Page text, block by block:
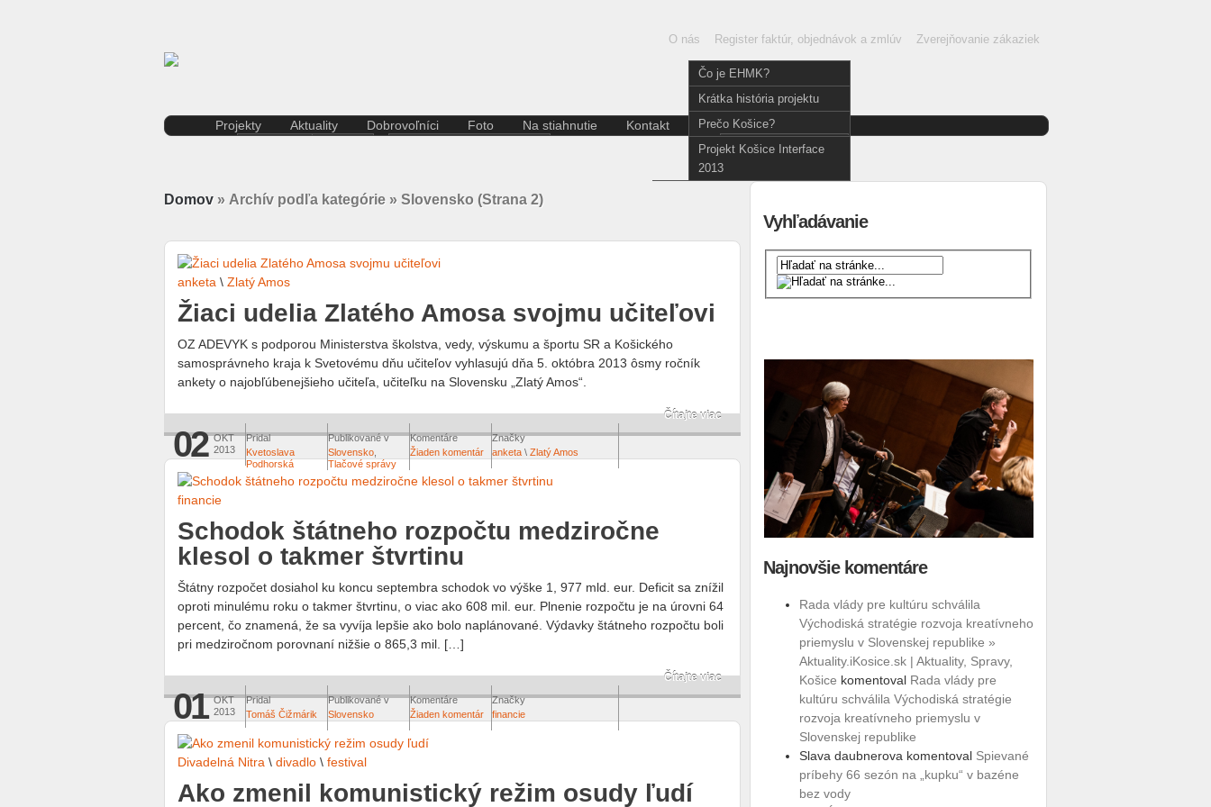
O nás
Čo je EHMK?
Krátka história projektu
Prečo Košice?
Projekt Košice Interface
2013
Register faktúr, objednávok a zmlúv Zverejňovanie zákaziek
Projekty
Projekt SPOTs
Destinácia Košice
Kunsthalle/Hala umenia
Terra Incognita
Rozvoj ľudských zdrojov
vzdelávania
Sándor Márai
Aktuality
Hudba
Výstava
Slovensko
Tlačové správy
Víkend
Dobrovoľníci Foto Na stiahnutie Kontakt Slovenčina
English
Domov » Archív podľa kategórie » Slovensko (Strana 2)
anketa \ Zlatý Amos
Žiaci udelia Zlatého Amosa svojmu učiteľovi
OZ ADEVYK s podporou Ministerstva školstva, vedy, výskumu a športu SR a Košického
samosprávneho kraja k Svetovému dňu učiteľov vyhlasujú dňa 5. októbra 2013 ôsmy ročník
ankety o najobľúbenejšieho učiteľa, učiteľku na Slovensku „Zlatý Amos“.
02 OKT
2013
Pridal
Kvetoslava
Podhorská
Publikované v
Slovensko
Tlačové správy
Komentáre
Žiaden komentár
Značky
anketa \ Zlatý Amos
Čítajte viac
financie
Schodok štátneho rozpočtu medziročne
klesol o takmer štvrtinu
Štátny rozpočet dosiahol ku koncu septembra schodok vo výške 1, 977 mld. eur. Deficit sa znížil
oproti minulému roku o takmer štvrtinu, o viac ako 608 mil. eur. Plnenie rozpočtu je na úrovni 64
percent, čo znamená, že sa vyvíja lepšie ako bolo naplánované. Výdavky štátneho rozpočtu boli
pri medziročnom porovnaní nižšie o 865,3 mil. […]
01 OKT
2013
Pridal
Tomáš Čižmárik
Publikované v
Slovensko
Komentáre
Žiaden komentár
Značky
financie
Čítajte viac
Divadelná Nitra \ divadlo \ festival
Ako zmenil komunistický režim osudy ľudí
Vyhľadávanie
Najnovšie komentáre
Rada vlády pre kultúru schválila
Východiská stratégie rozvoja kreatívneho
priemyslu v Slovenskej republike »
Aktuality.iKosice.sk | Aktuality, Spravy,
Košice komentoval Rada vlády pre
kultúru schválila Východiská stratégie
rozvoja kreatívneho priemyslu v
Slovenskej republike
Slava daubnerova komentoval Spievané
príbehy 66 sezón na „kupku“ v bazéne
bez vody